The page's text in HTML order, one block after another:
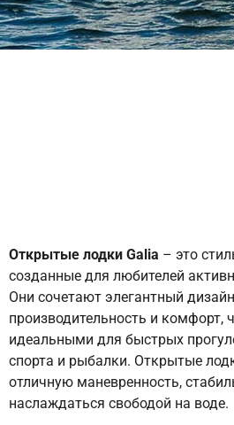
Открытые лодки Galia – это
созданные для любителей
Они сочетают элегантный
производительность и комфорт,
идеальными для быстрых
спорта и рыбалки. Открытые
отличную маневренность,
наслаждаться свободой на воде.